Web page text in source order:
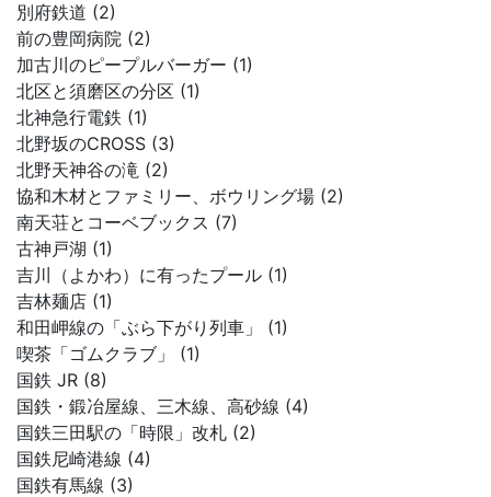
別府鉄道 (2)
前の豊岡病院 (2)
加古川のピープルバーガー (1)
北区と須磨区の分区 (1)
北神急行電鉄 (1)
北野坂のCROSS (3)
北野天神谷の滝 (2)
協和木材とファミリー、ボウリング場 (2)
南天荘とコーベブックス (7)
古神戸湖 (1)
吉川（よかわ）に有ったプール (1)
吉林麺店 (1)
和田岬線の「ぶら下がり列車」 (1)
喫茶「ゴムクラブ」 (1)
国鉄 JR (8)
国鉄・鍛冶屋線、三木線、高砂線 (4)
国鉄三田駅の「時限」改札 (2)
国鉄尼崎港線 (4)
国鉄有馬線 (3)